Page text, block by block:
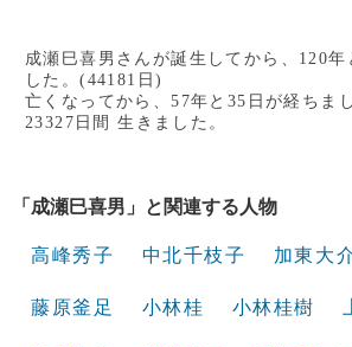
成瀬巳喜男さんが誕生してから、120年
した。(44181日)
亡くなってから、57年と35日が経ちま
23327日間 生きました。
「成瀬巳喜男」と関連する人物
高峰秀子 中北千枝子 加東大
藤原釜足 小林桂 小林桂樹